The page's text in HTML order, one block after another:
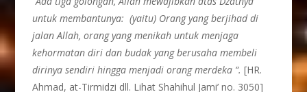
untuk membantunya: (yaitu) Orang yang berjihad di
jalan Allah, orang yang menikah untuk menjaga
kehormatan diri dan budak yang berusaha membeli
dirinya sendiri hingga menjadi orang merdeka “. [HR.
Ahmad, at-Tirmidzi dll. Lihat Shahihul Jami’ no. 3050]